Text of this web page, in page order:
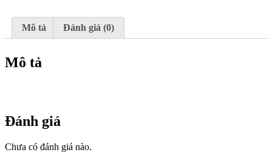
1/20
12KGF
FRAME
ngang
kính
Mô tả Đánh giá (0)
Mô tả
Đánh giá
Chưa có đánh giá nào.